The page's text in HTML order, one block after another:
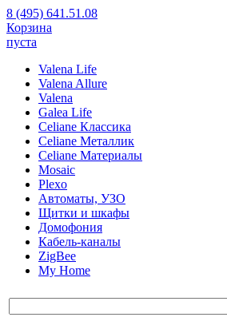
8 (495) 641.51.08
Корзина
пуста
Valena Life
Valena Allure
Valena
Galea Life
Celiane Классика
Celiane Металлик
Celiane Материалы
Mosaic
Plexo
Автоматы, УЗО
Щитки и шкафы
Домофония
Кабель-каналы
ZigBee
My Home